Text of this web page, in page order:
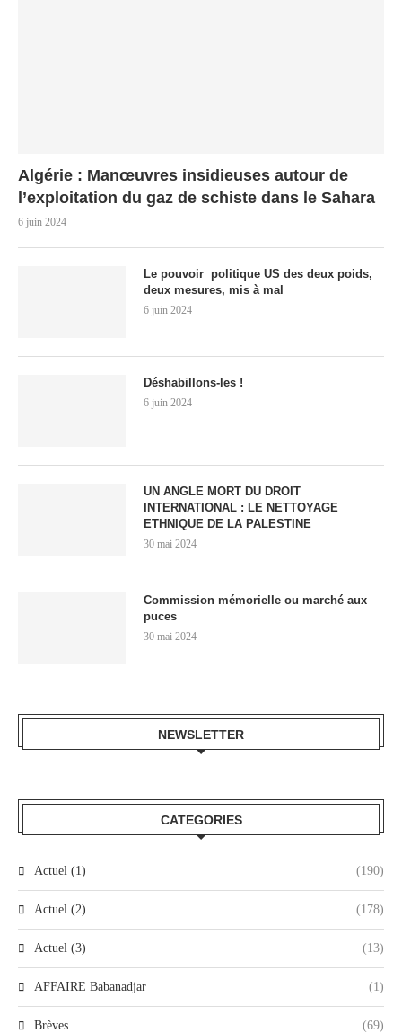
Algérie : Manœuvres insidieuses autour de
l’exploitation du gaz de schiste dans le Sahara
6 juin 2024
Le pouvoir politique US des deux poids,
deux mesures, mis à mal
6 juin 2024
Déshabillons-les !
6 juin 2024
UN ANGLE MORT DU DROIT
INTERNATIONAL : LE NETTOYAGE
ETHNIQUE DE LA PALESTINE
30 mai 2024
Commission mémorielle ou marché aux
puces
30 mai 2024
NEWSLETTER
CATEGORIES
Actuel (1) (190)
Actuel (2) (178)
Actuel (3) (13)
AFFAIRE Babanadjar (1)
Brèves (69)